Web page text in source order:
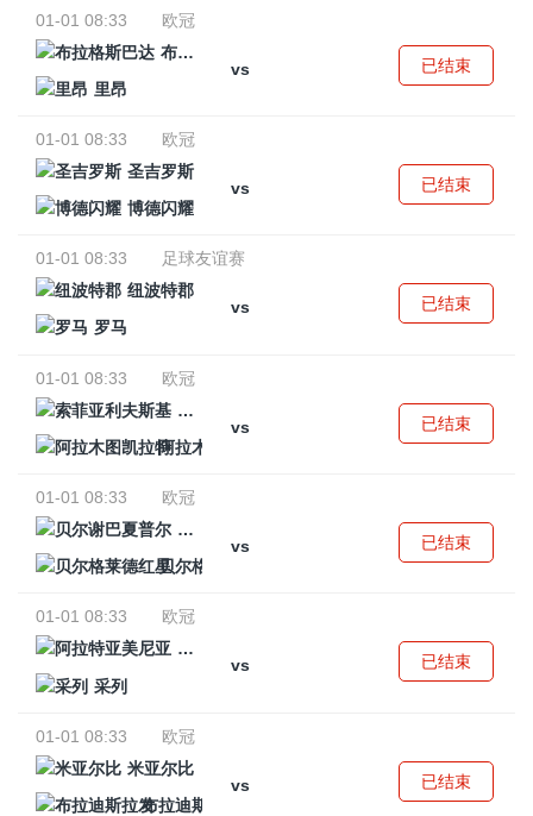
01-01 08:33
欧冠
布拉格斯巴达
vs
里昂
已结束
01-01 08:33
欧冠
圣吉罗斯
vs
博德闪耀
已结束
01-01 08:33
足球友谊赛
纽波特郡
vs
罗马
已结束
01-01 08:33
欧冠
索菲亚利夫斯基
vs
阿拉木图凯拉特
已结束
01-01 08:33
欧冠
贝尔谢巴夏普尔
vs
贝尔格莱德红星
已结束
01-01 08:33
欧冠
阿拉特亚美尼亚
vs
采列
已结束
01-01 08:33
欧冠
米亚尔比
vs
布拉迪斯拉发
已结束